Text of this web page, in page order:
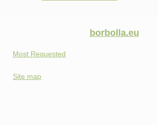
borbolla.eu
Most Requested
Site map